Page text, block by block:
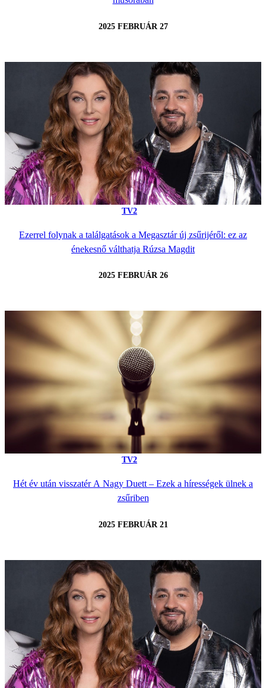
2025 FEBRUÁR 27
TV2
Ezerrel folynak a találgatások a Megasztár új zsűrijéről: ez az
énekesnő válthatja Rúzsa Magdit
2025 FEBRUÁR 26
TV2
Hét év után visszatér A Nagy Duett – Ezek a hírességek ülnek a
zsűriben
2025 FEBRUÁR 21